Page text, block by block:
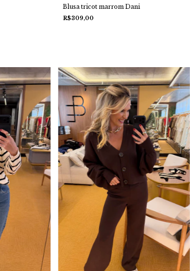
Blusa tricot marrom Dani
R$309,00